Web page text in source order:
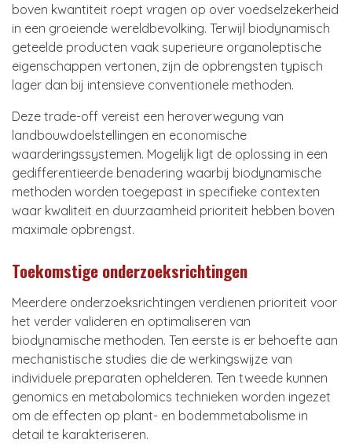
boven kwantiteit roept vragen op over voedselzekerheid
in een groeiende wereldbevolking. Terwijl biodynamisch
geteelde producten vaak superieure organoleptische
eigenschappen vertonen, zijn de opbrengsten typisch
lager dan bij intensieve conventionele methoden.
Deze trade-off vereist een heroverwegung van
landbouwdoelstellingen en economische
waarderingssystemen. Mogelijk ligt de oplossing in een
gedifferentieerde benadering waarbij biodynamische
methoden worden toegepast in specifieke contexten
waar kwaliteit en duurzaamheid prioriteit hebben boven
maximale opbrengst.
Toekomstige onderzoeksrichtingen
Meerdere onderzoeksrichtingen verdienen prioriteit voor
het verder valideren en optimaliseren van
biodynamische methoden. Ten eerste is er behoefte aan
mechanistische studies die de werkingswijze van
individuele preparaten ophelderen. Ten tweede kunnen
genomics en metabolomics technieken worden ingezet
om de effecten op plant- en bodemmetabolisme in
detail te karakteriseren.